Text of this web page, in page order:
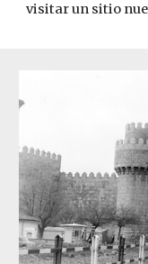
visitar un sitio